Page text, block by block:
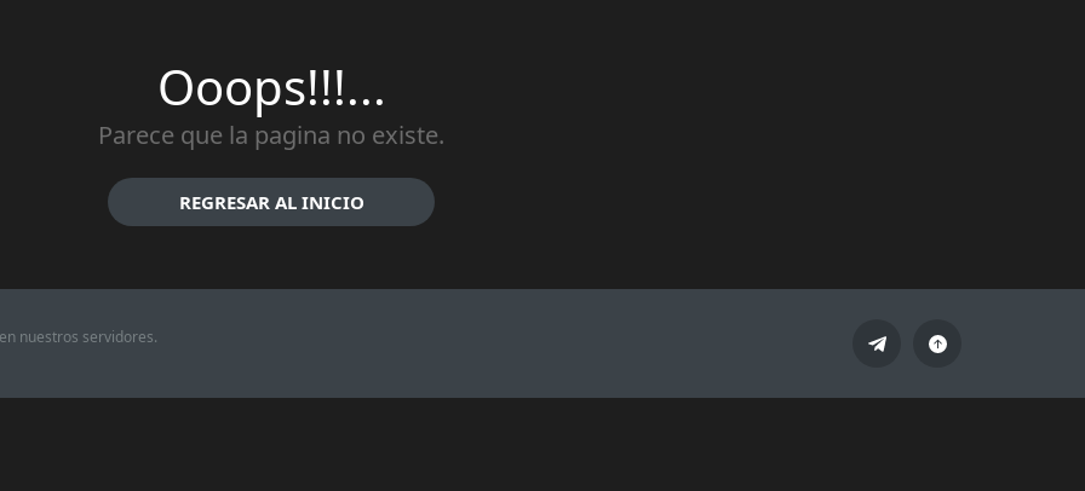
Ooops!!!...
Parece que la pagina no existe.
REGRESAR AL INICIO
nuestros servidores.